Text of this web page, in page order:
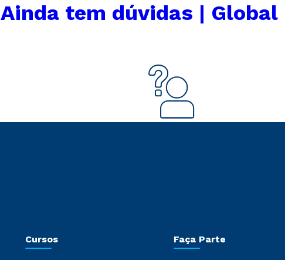
Ainda tem dúvidas | Global
Cursos Faça Parte